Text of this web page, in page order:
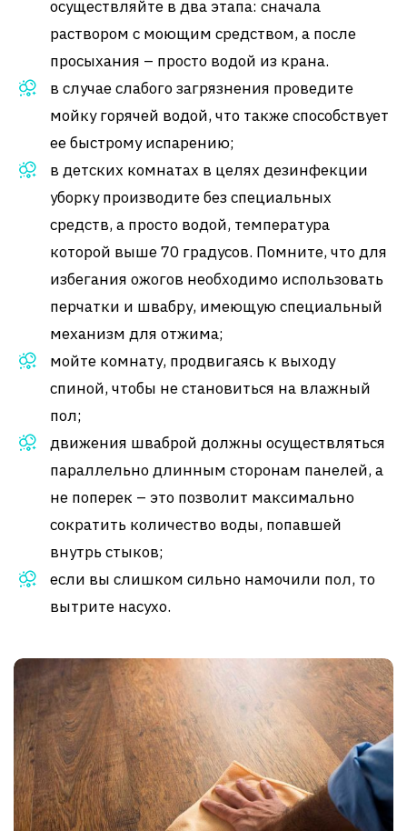
осуществляйте в два этапа: сначала
раствором с моющим средством, а после
просыхания – просто водой из крана.
в случае слабого загрязнения проведите
мойку горячей водой, что также способствует
ее быстрому испарению;
в детских комнатах в целях дезинфекции
уборку производите без специальных
средств, а просто водой, температура
которой выше 70 градусов. Помните, что для
избегания ожогов необходимо использовать
перчатки и швабру, имеющую специальный
механизм для отжима;
мойте комнату, продвигаясь к выходу
спиной, чтобы не становиться на влажный
пол;
движения шваброй должны осуществляться
параллельно длинным сторонам панелей, а
не поперек – это позволит максимально
сократить количество воды, попавшей
внутрь стыков;
если вы слишком сильно намочили пол, то
вытрите насухо.